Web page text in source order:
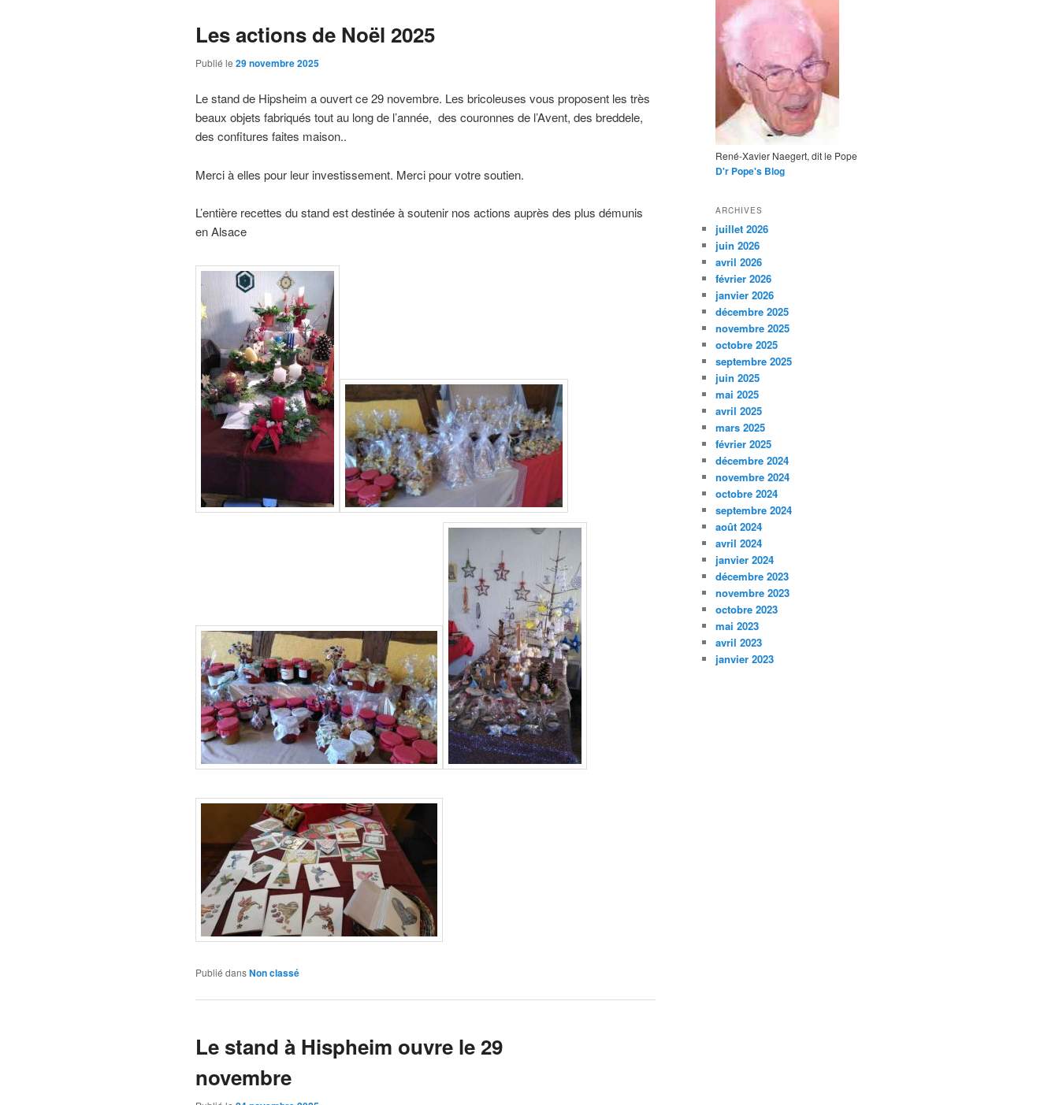
Les actions de Noël 2025
Publié le 29 novembre 2025
Le stand de Hipsheim a ouvert ce 29 novembre. Les bricoleuses vous proposent les très
beaux objets fabriqués tout au long de l’année, des couronnes de l’Avent, des breddele,
des confitures faites maison..
Merci à elles pour leur investissement. Merci pour votre soutien.
L’entière recettes du stand est destinée à soutenir nos actions auprès des plus démunis
en Alsace
Publié dansNon classé
Le stand à Hispheim ouvre le 29
novembre
René-Xavier Naegert, dit le Pope
D'r Pope's Blog
ARCHIVES
juillet 2026
juin 2026
avril 2026
février 2026
janvier 2026
décembre 2025
novembre 2025
octobre 2025
septembre 2025
juin 2025
mai 2025
avril 2025
mars 2025
février 2025
décembre 2024
novembre 2024
octobre 2024
septembre 2024
août 2024
avril 2024
janvier 2024
décembre 2023
novembre 2023
octobre 2023
mai 2023
avril 2023
janvier 2023